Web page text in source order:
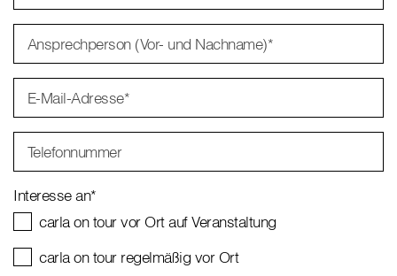
Ansprechperson (Vor- und Nachname)*
E-Mail-Adresse*
Telefonnummer
Interesse an*
carla on tour vor Ort auf Veranstaltung
carla on tour regelmäßig vor Ort